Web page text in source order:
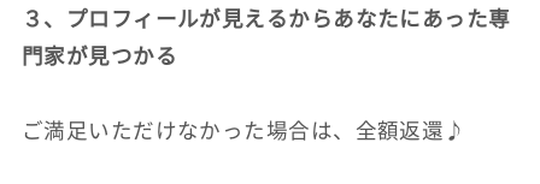
３、プロフィールが見えるからあなたにあった専
門家が見つかる
ご満足いただけなかった場合は、全額返還♪